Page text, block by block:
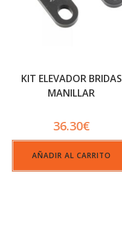
KIT ELEVADOR BRIDAS
MANILLAR
36.30€
AÑADIR AL CARRITO